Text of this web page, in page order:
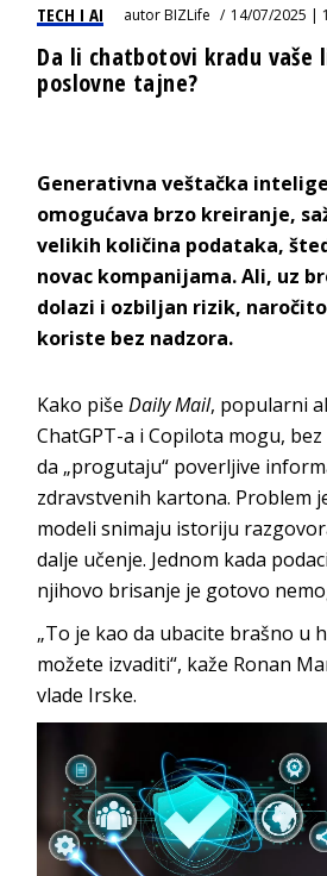
TECH I AI autorBIZLife 14/07/2025 |
Da li chatbotovi kradu vaše
poslovne tajne?
Generativna veštačka
omogućava brzo kreiranje,
velikih količina podataka,
novac kompanijama. Ali, uz
dolazi i ozbiljan rizik,
koriste bez nadzora.
Kako pišeDaily Mail, popularni
ChatGPT-a i Copilota mogu,
da „progutaju“ poverljive
zdravstvenih kartona. Problem
modeli snimaju istoriju
dalje učenje. Jednom kada
njihovo brisanje je gotovo
„To je kao da ubacite brašno u
možete izvaditi“, kaže Ronan
vlade Irske.